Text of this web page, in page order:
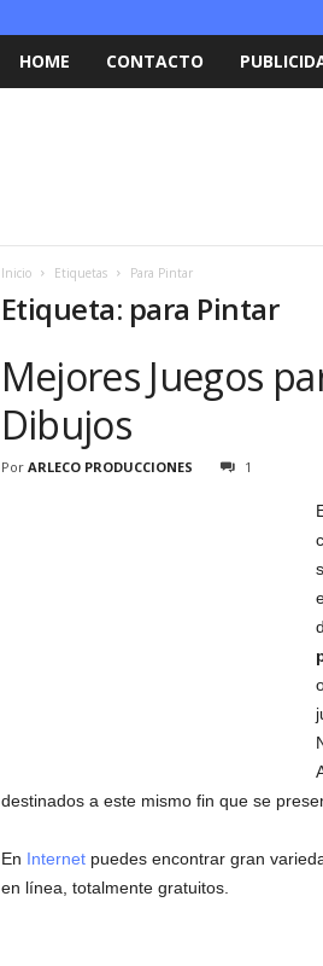
HOME CONTACTO
Inicio Etiquetas Para Pintar
Etiqueta: para Pintar
Mejores Juegos
Dibujos
Por ARLECO PRODUCCIONES 1
destinados a este mismo fin que se
En Internetpuedes encontrar gran
en línea, totalmente gratuitos.